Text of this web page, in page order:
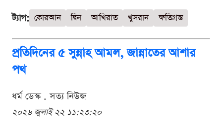
ট্যাগ: কোরআন দ্বিন আখিরাত খুসরান ক্ষতিগ্রস্ত
প্রতিদিনের ৫ সুন্নাহ আমল, জান্নাতের আশার
পথ
ধর্ম ডেস্ক . সত্য নিউজ
২০২৬ জুলাই ২২ ১১:২৩:২০